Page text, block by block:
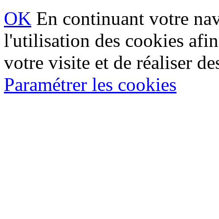
OK En continuant votre
l'utilisation des cookies
votre visite et de réaliser
Paramétrer les cookies